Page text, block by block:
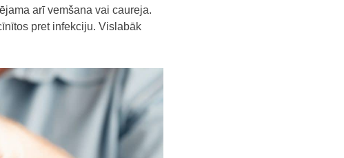
arī vemšana vai caureja.
pret infekciju. Vislabāk